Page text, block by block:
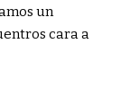
un
cara a